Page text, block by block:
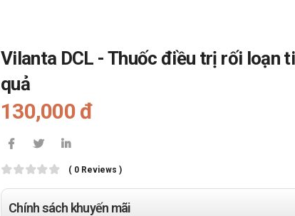
Vilanta DCL - Thuốc điều trị rối loạn
quả
130,000 đ
( 0 Reviews )
Chính sách khuyến mãi